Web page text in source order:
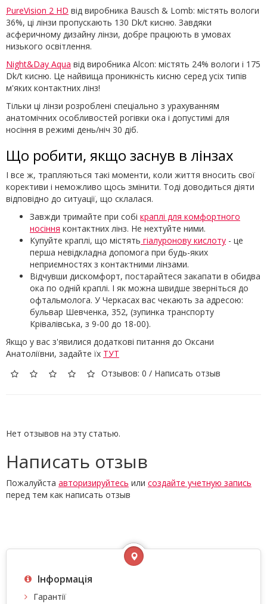
PureVision 2 HD від виробника Bausch & Lomb: містять вологи
36%, ці лінзи пропускають 130 Dk/t кисню. Завдяки
асферичному дизайну лінзи, добре працюють в умовах
низького освітлення.
Night&Day Aqua від виробника Alcon: містять 24% вологи і 175
Dk/t кисню. Це найвища проникність кисню серед усіх типів
м'яких контактних лінз!
Тільки ці лінзи розроблені спеціально з урахуванням
анатомічних особливостей рогівки ока і допустимі для
носіння в режимі день/ніч 30 діб.
Що робити, якщо заснув в лінзах
І все ж, трапляються такі моменти, коли життя вносить свої
корективи і неможливо щось змінити. Тоді доводиться діяти
відповідно до ситуації, що склалася.
Завжди тримайте при собі краплі для комфортного
носіння контактних лінз. Не нехтуйте ними.
Купуйте краплі, що містять гіалуронову кислоту - це
перша невідкладна допомога при будь-яких
неприємностях з контактними лінзами.
Відчувши дискомфорт, постарайтеся закапати в обидва
ока по одній краплі. І як можна швидше зверніться до
офтальмолога. У Черкасах вас чекають за адресою:
бульвар Шевченка, 352, (зупинка транспорту
Крівалівська, з 9-00 до 18-00).
Якщо у вас з'явилися додаткові питання до Оксани
Анатоліївни, задайте їх ТУТ
Отзывов: 0 / Написать отзыв
Нет отзывов на эту статью.
Написать отзыв
Пожалуйста авторизируйтесь или создайте учетную запись
перед тем как написать отзыв
Інформація
Гарантії